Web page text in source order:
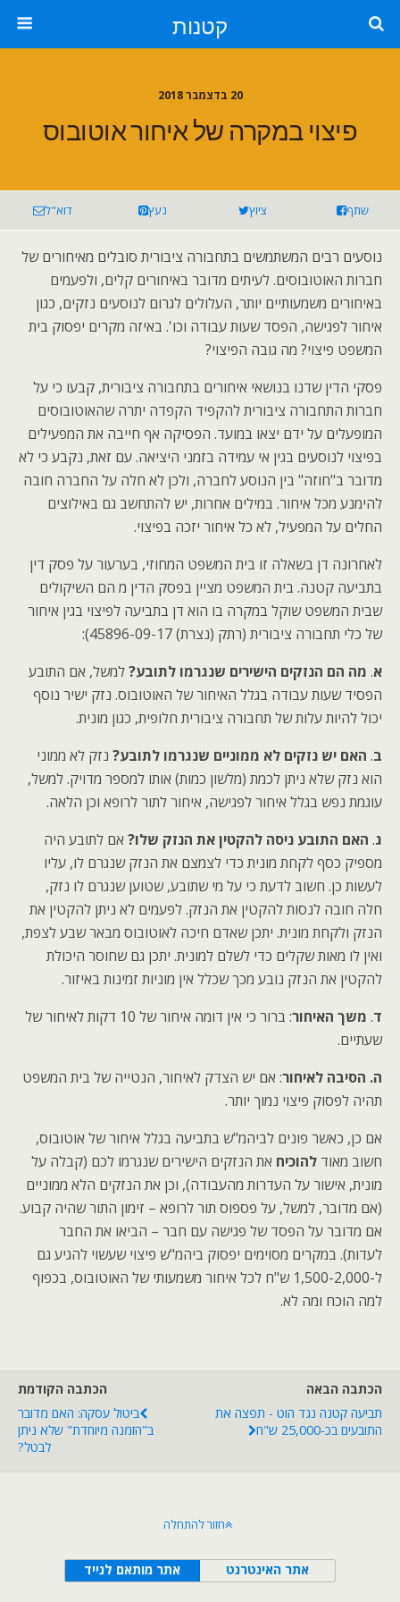
קטנות
20 בדצמבר 2018
פיצוי במקרה של איחור אוטובוס
שתף ציוץ נעץ דוא"ל
נוסעים רבים המשתמשים בתחבורה ציבורית סובלים מאיחורים של
חברות האוטובוסים. לעיתים מדובר באיחורים קלים, ולפעמים
באיחורים משמעותיים יותר, העלולים לגרום לנוסעים נזקים, כגון
איחור לפגישה, הפסד שעות עבודה וכו'. באיזה מקרים יפסוק בית
המשפט פיצוי? מה גובה הפיצוי?
פסקי הדין שדנו בנושאי איחורים בתחבורה ציבורית, קבעו כי על
חברות התחבורה ציבורית להקפיד הקפדה יתרה שהאוטובוסים
המופעלים על ידם יצאו במועד. הפסיקה אף חייבה את המפעילים
בפיצוי לנוסעים בגין אי עמידה בזמני היציאה. עם זאת, נקבע כי לא
מדובר ב"חוזה" בין הנוסע לחברה, ולכן לא חלה על החברה חובה
להימנע מכל איחור. במילים אחרות, יש להתחשב גם באילוצים
החלים על המפעיל, לא כל איחור יזכה בפיצוי.
לאחרונה דן בשאלה זו בית המשפט המחוזי, בערעור על פסק דין
בתביעה קטנה. בית המשפט מציין בפסק הדין מ הם השיקולים
שבית המשפט שוקל במקרה בו הוא דן בתביעה לפיצוי בגין איחור
של כלי תחבורה ציבורית (רתק (נצרת) 45896-09-17)
:
א. מה הם הנזקים הישירים שנגרמו לתובע?למשל, אם התובע
הפסיד שעות עבודה בגלל האיחור של האוטובוס. נזק ישיר נוסף
יכול להיות עלות של תחבורה ציבורית חלופית, כגון מונית.
ב. האם יש נזקים לא ממוניים שנגרמו לתובע? נזק לא ממוני
הוא נזק שלא ניתן לכמת (מלשון כמות) אותו למספר מדויק. למשל,
עוגמת נפש בגלל איחור לפגישה, איחור לתור לרופא וכן הלאה.
ג. האם התובע ניסה להקטין את הנזק שלו? אם לתובע היה
מספיק כסף לקחת מונית כדי לצמצם את הנזק שנגרם לו, עליו
לעשות כן. חשוב לדעת כי על מי שתובע, שטוען שנגרם לו נזק,
חלה חובה לנסות להקטין את הנזק. לפעמים לא ניתן להקטין את
הנזק ולקחת מונית. יתכן שאדם חיכה לאוטובוס מבאר שבע לצפת,
ואין לו מאות שקלים כדי לשלם למונית. יתכן גם שחוסר היכולת
להקטין את הנזק נובע מכך שכלל אין מוניות זמינות באיזור.
ד. משך האיחור
: ברור כי אין דומה איחור של 10 דקות לאיחור של
שעתיים.
ה. הסיבה לאיחור: אם יש הצדק לאיחור, הנטייה של בית המשפט
תהיה לפסוק פיצוי נמוך יותר.
אם כן, כאשר פונים לביהמ"ש בתביעה בגלל איחור של אוטובוס,
חשוב מאוד להוכיח את הנזקים הישירים שנגרמו לכם (קבלה על
מונית, אישור על העדרות מהעבודה), וכן את הנזקים הלא ממוניים
(אם מדובר, למשל, על פספוס תור לרופא – זימון התור שהיה קבוע.
אם מדובר על הפסד של פגישה עם חבר – הביאו את החבר
לעדות). במקרים מסוימים יפסוק ביהמ"ש פיצוי שעשוי להגיע גם
ל-1,500-2,000 ש"ח לכל איחור משמעותי של האוטובוס, בכפוף
למה הוכח ומה לא.
הכתבה הקודמת
ביטול עסקה: האם מדובר
ב"הזמנה מיוחדת" שלא ניתן
לבטל?
הכתבה הבאה
תביעה קטנה נגד הוט - תפצה את
התובעים בכ-25,000 ש"ח
חזור להתחלה
אתר מותאם לנייד אתר האינטרנט